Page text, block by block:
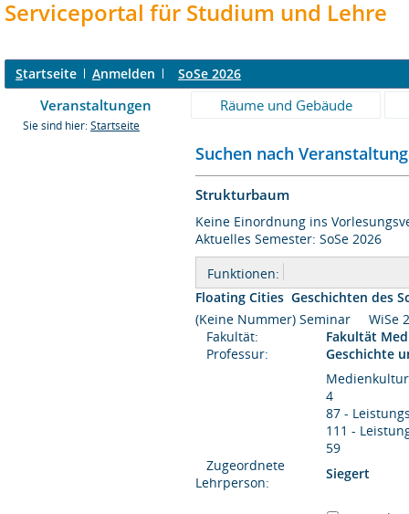
Serviceportal für Studium und Lehre
Startseite Anmelden SoSe 2026
Veranstaltungen Räume und Gebäude
Sie sind hier: Startseite
Suchen nach
Strukturbaum
Keine Einordnung ins
Aktuelles Semester: SoSe 2026
Funktionen:
Floating Cities  Geschichten des
(Keine Nummer) Seminar
Fakultät:
Fakultät
Professur:
Geschichte
Medienkultur
4
87 -
111 -
59
Zugeordnete
Lehrperson:
Siegert